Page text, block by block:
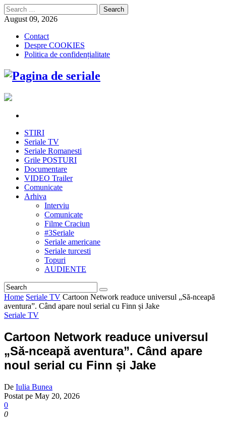
Search
for:
August 09, 2026
Contact
Despre COOKIES
Politica de confidențialitate
STIRI
Seriale TV
Seriale Romanesti
Grile POSTURI
Documentare
VIDEO Trailer
Comunicate
Arhiva
Interviu
Comunicate
Filme Craciun
#3Seriale
Seriale americane
Seriale turcesti
Topuri
AUDIENTE
Home Seriale TV Cartoon Network readuce universul „Să-nceapă
aventura”. Când apare noul serial cu Finn și Jake
Seriale TV
Cartoon Network readuce universul
„Să-nceapă aventura”. Când apare
noul serial cu Finn și Jake
De Iulia Bunea
Postat pe May 20, 2026
0
0